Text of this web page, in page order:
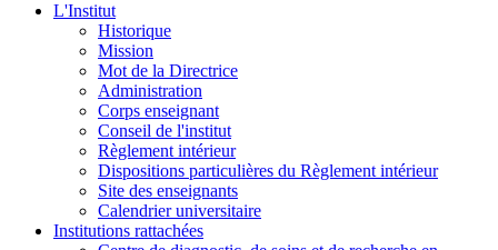
L'Institut
Historique
Mission
Mot de la Directrice
Administration
Corps enseignant
Conseil de l'institut
Règlement intérieur
Dispositions particulières du Règlement intérieur
Site des enseignants
Calendrier universitaire
Institutions rattachées